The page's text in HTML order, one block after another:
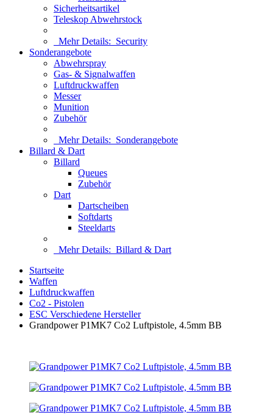
Sicherheitsartikel
Teleskop Abwehrstock
Mehr Details: Security
Sonderangebote
Abwehrspray
Gas- & Signalwaffen
Luftdruckwaffen
Messer
Munition
Zubehör
Mehr Details: Sonderangebote
Billard & Dart
Billard
Queues
Zubehör
Dart
Dartscheiben
Softdarts
Steeldarts
Mehr Details: Billard & Dart
Startseite
Waffen
Luftdruckwaffen
Co2 - Pistolen
ESC Verschiedene Hersteller
Grandpower P1MK7 Co2 Luftpistole, 4.5mm BB